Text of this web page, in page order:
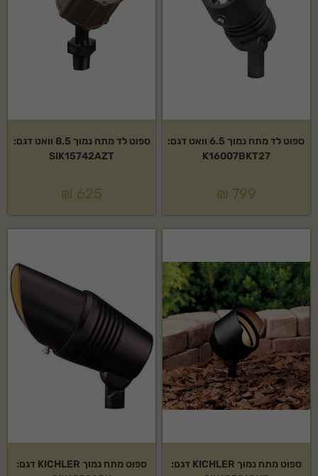
ספוט לד מתח נמוך 6.5 וואט דגם:
K16007BKT27
₪ 799
ספוט לד מתח נמוך 8.5 וואט דגם:
SIK15742AZT
₪ 625
ספוט מתח נמוך KICHLER דגם:
ספוט מתח נמוך KICHLER דגם: